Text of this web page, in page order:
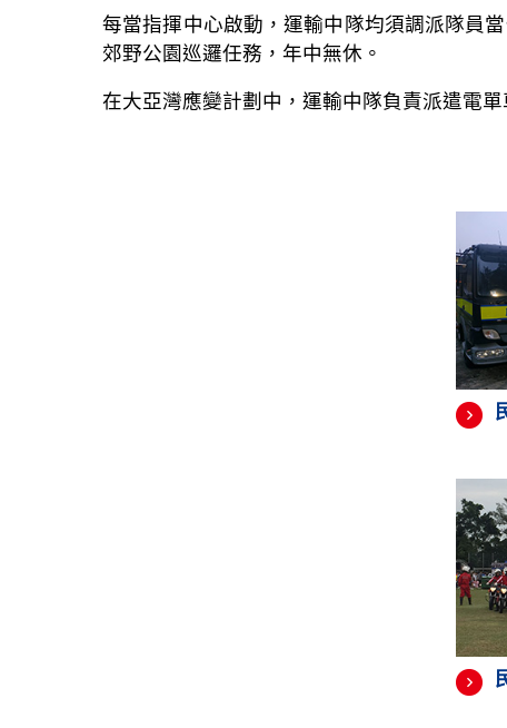
每當指揮中心啟動，運輸中隊均須調派隊員
郊野公園巡邏任務，年中無休。
在大亞灣應變計劃中，運輸中隊負責派遣電